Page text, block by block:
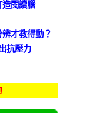
造閱讀腦
才教得動？
抗壓力